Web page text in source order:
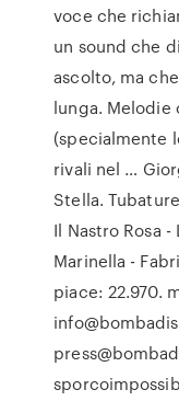
voce che
un sound che
ascolto, ma
lunga. Melodie
(specialmente
rivali nel …
Stella.
Il Nastro Rosa
Marinella -
piace: 22.970.